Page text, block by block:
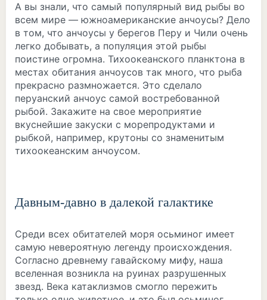
А вы знали, что самый популярный вид рыбы во
всем мире — южноамериканские анчоусы? Дело
в том, что анчоусы у берегов Перу и Чили очень
легко добывать, а популяция этой рыбы
поистине огромна. Тихоокеанского планктона в
местах обитания анчоусов так много, что рыба
прекрасно размножается. Это сделало
перуанский анчоус самой востребованной
рыбой. Закажите на свое мероприятие
вкуснейшие закуски с морепродуктами и
рыбкой, например, крутоны со знаменитым
тихоокеанским анчоусом.
Давным-давно в далекой галактике
Среди всех обитателей моря осьминог имеет
самую невероятную легенду происхождения.
Согласно древнему гавайскому мифу, наша
вселенная возникла на руинах разрушенных
звезд. Века катаклизмов смогло пережить